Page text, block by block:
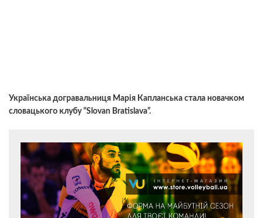
Українська догравальниця Марія Капланська стала новачком
словацького клубу “Slovan Bratislava”.